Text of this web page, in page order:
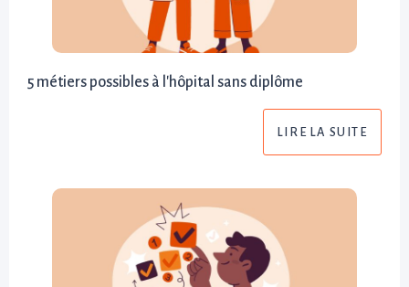
5 métiers possibles à l'hôpital sans diplôme
LIRE LA SUITE